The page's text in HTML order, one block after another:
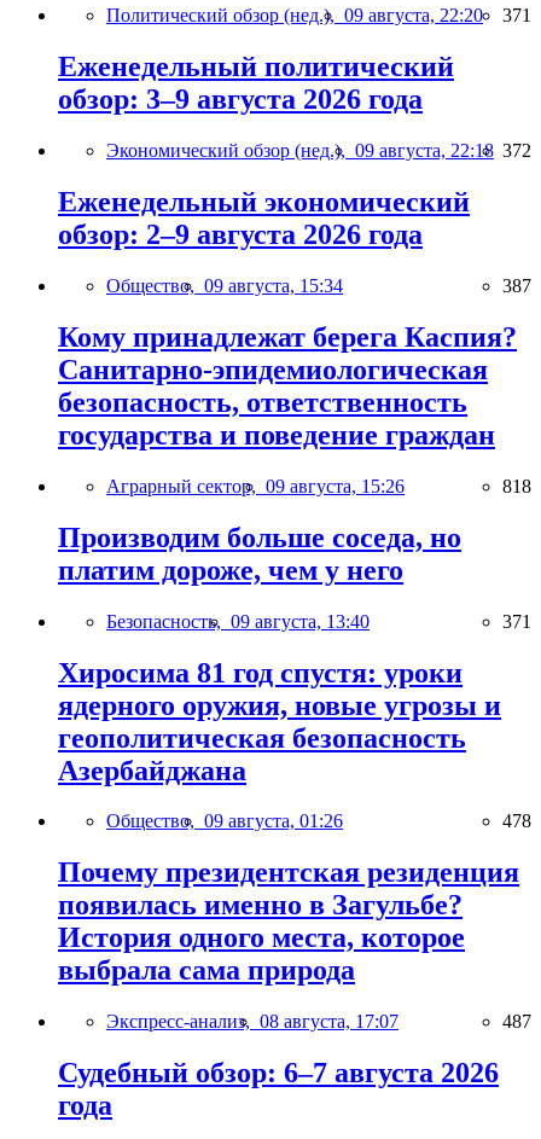
Политический обзор (нед.), 09 августа, 22:20 371
Еженедельный политический
обзор: 3–9 августа 2026 года
Экономический обзор (нед.), 09 августа, 22:18 372
Еженедельный экономический
обзор: 2–9 августа 2026 года
Общество, 09 августа, 15:34 387
Кому принадлежат берега Каспия?
Санитарно-эпидемиологическая
безопасность, ответственность
государства и поведение граждан
Аграрный сектор, 09 августа, 15:26 818
Производим больше соседа, но
платим дороже, чем у него
Безопасность, 09 августа, 13:40 371
Хиросима 81 год спустя: уроки
ядерного оружия, новые угрозы и
геополитическая безопасность
Азербайджана
Общество, 09 августа, 01:26 478
Почему президентская резиденция
появилась именно в Загульбе?
История одного места, которое
выбрала сама природа
Экспресс-анализ, 08 августа, 17:07 487
Судебный обзор: 6–7 августа 2026
года